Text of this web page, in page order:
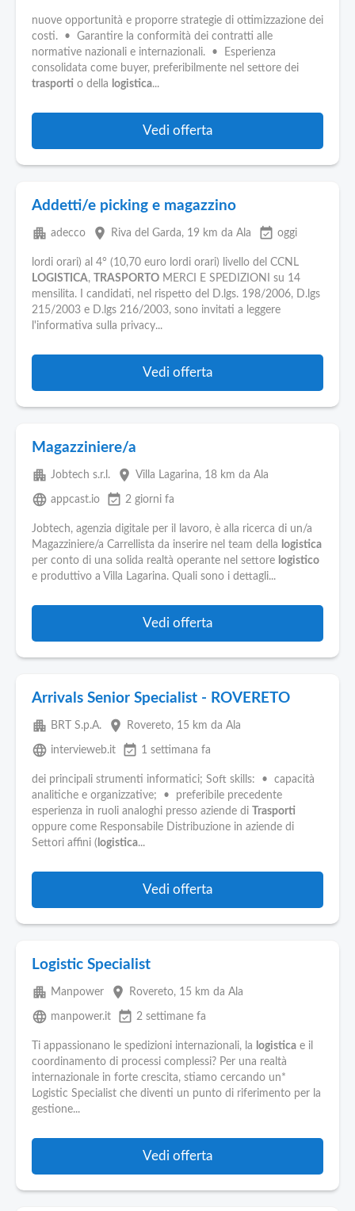
nuove opportunità e proporre strategie di ottimizzazione dei
costi. • Garantire la conformità dei contratti alle
normative nazionali e internazionali. • Esperienza
consolidata come buyer, preferibilmente nel settore dei
trasporti o della logistica...
Vedi offerta
Addetti/e picking e magazzino
apartment adecco place Riva del Garda, 19 km da Ala event_available oggi
lordi orari) al 4° (10,70 euro lordi orari) livello del CCNL
LOGISTICA, TRASPORTO MERCI E SPEDIZIONI su 14
mensilita. I candidati, nel rispetto del D.lgs. 198/2006, D.lgs
215/2003 e D.lgs 216/2003, sono invitati a leggere
l'informativa sulla privacy...
Vedi offerta
Magazziniere/a
apartment Jobtech s.r.l. place Villa Lagarina, 18 km da Ala
language appcast.io event_available 2 giorni fa
Jobtech, agenzia digitale per il lavoro, è alla ricerca di un/a
Magazziniere/a Carrellista da inserire nel team della logistica
per conto di una solida realtà operante nel settore logistico
e produttivo a Villa Lagarina. Quali sono i dettagli...
Vedi offerta
Arrivals Senior Specialist - ROVERETO
apartment BRT S.p.A. place Rovereto, 15 km da Ala
language intervieweb.it event_available 1 settimana fa
dei principali strumenti informatici; Soft skills: • capacità
analitiche e organizzative; • preferibile precedente
esperienza in ruoli analoghi presso aziende di
Trasporti
oppure come Responsabile Distribuzione in aziende di
Settori affini ( logistica...
Vedi offerta
Logistic Specialist
apartment Manpower place Rovereto, 15 km da Ala
language manpower.it event_available 2 settimane fa
Ti appassionano le spedizioni internazionali, la logistica e il
coordinamento di processi complessi? Per una realtà
internazionale in forte crescita, stiamo cercando un*
Logistic Specialist che diventi un punto di riferimento per la
gestione...
Vedi offerta